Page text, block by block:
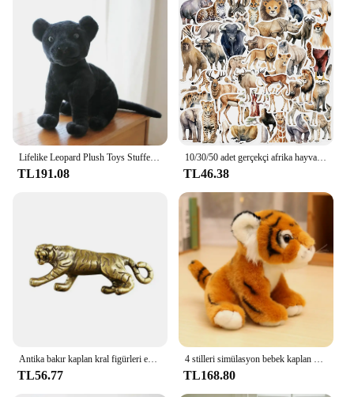
Lifelike Leopard Plush Toys Stuffed Soft Wild Animal Doll Snow Panther White Tiger Pillow Children Kids Birthday Gift
TL191.08
10/30/50 adet gerçekçi afrika hayvanlar çıkartmalar kaplanlar leoparlar filler DIY seyahat bagaj buzdolabı dizüstü Graffiti Sticker çocuklar
TL46.38
Antika bakır kaplan kral figürleri ev dekor aksesuarları Vintage pirinç hayvan dağ süsler masa süslemeleri
TL56.77
4 stilleri simülasyon bebek kaplan peluş oyuncak dolması yumuşak vahşi hayvan orman kaplan yastık bebekler çocuklar için erkek doğum günü hediyeleri Valentin
TL168.80